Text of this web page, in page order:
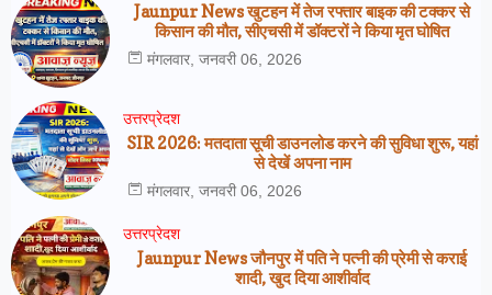
Jaunpur News खुटहन में तेज रफ्तार बाइक की टक्कर से
किसान की मौत, सीएचसी में डॉक्टरों ने किया मृत घोषित
मंगलवार, जनवरी 06, 2026
उत्तरप्रेदश
SIR 2026: मतदाता सूची डाउनलोड करने की सुविधा शुरू, यहां
से देखें अपना नाम
मंगलवार, जनवरी 06, 2026
उत्तरप्रेदश
Jaunpur News जौनपुर में पति ने पत्नी की प्रेमी से कराई
शादी, खुद दिया आशीर्वाद